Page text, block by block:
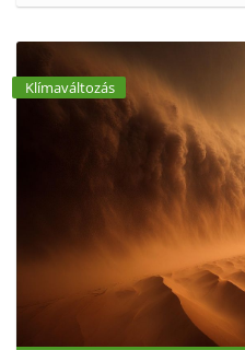
Klímaváltozás